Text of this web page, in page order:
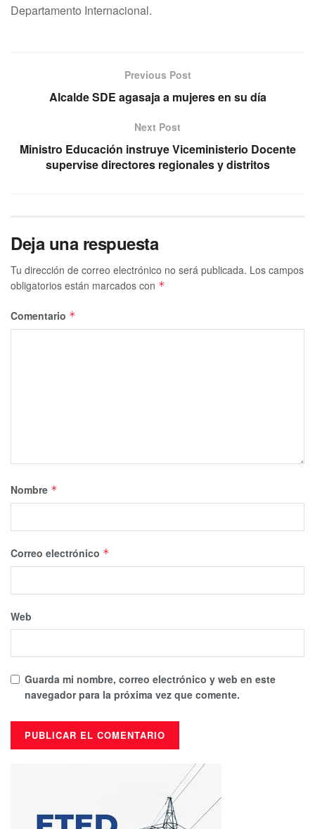
Departamento Internacional.
Previous Post
Alcalde SDE agasaja a mujeres en su día
Next Post
Ministro Educación instruye Viceministerio Docente
supervise directores regionales y distritos
Deja una respuesta
Tu dirección de correo electrónico no será publicada. Los campos
obligatorios están marcados con *
Comentario *
Nombre *
Correo electrónico *
Web
Guarda mi nombre, correo electrónico y web en este
navegador para la próxima vez que comente.